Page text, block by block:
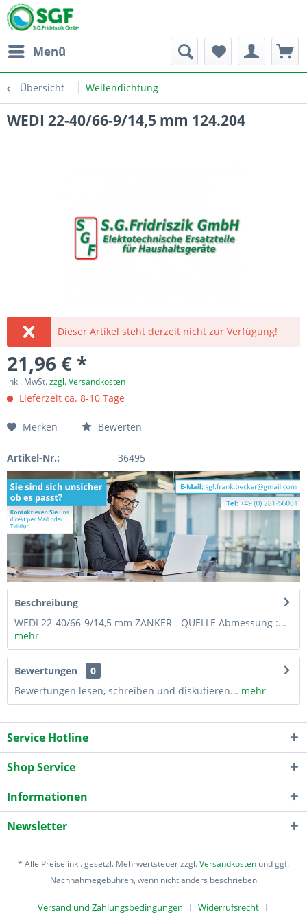
Menü
Übersicht Wellendichtung
WEDI 22-40/66-9/14,5 mm 124.204
Dieser Artikel steht derzeit nicht zur Verfügung!
21,96 € *
inkl. MwSt.zzgl. Versandkosten
Lieferzeit ca. 8-10 Tage
Merken Bewerten
Artikel-Nr.: 36495
Beschreibung
WEDI 22-40/66-9/14,5 mm ZANKER - QUELLE Abmessung :...
mehr
Bewertungen
0
Bewertungen lesen, schreiben und diskutieren... mehr
Service Hotline
Shop Service
Informationen
Newsletter
* Alle Preise inkl. gesetzl. Mehrwertsteuer zzgl.Versandkosten und ggf.
Nachnahmegebühren, wenn nicht anders beschrieben
Versand und Zahlungsbedingungen Widerrufsrecht